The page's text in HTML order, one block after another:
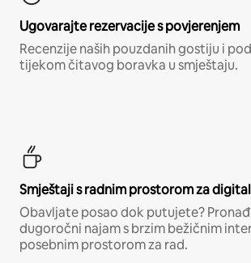
Ugovarajte rezervacije s povjerenjem
Recenzije naših pouzdanih gostiju i
tijekom čitavog boravka u smještaju.
Smještaji s radnim prostorom za
Obavljate posao dok putujete?
dugoročni najam s brzim bežičnim
posebnim prostorom za rad.